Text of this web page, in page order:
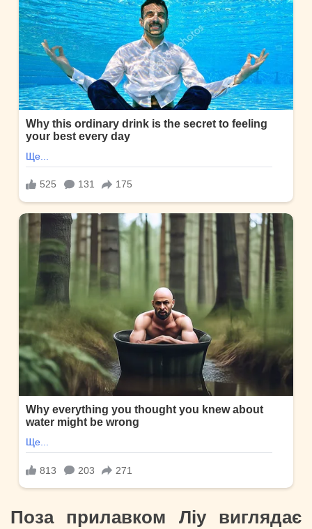
Поза прилавком Ліу виглядає